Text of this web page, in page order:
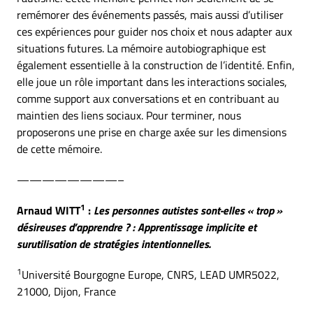
remémorer des événements passés, mais aussi d’utiliser
ces expériences pour guider nos choix et nous adapter aux
situations futures. La mémoire autobiographique est
également essentielle à la construction de l’identité. Enfin,
elle joue un rôle important dans les interactions sociales,
comme support aux conversations et en contribuant au
maintien des liens sociaux. Pour terminer, nous
proposerons une prise en charge axée sur les dimensions
de cette mémoire.
————————–
Arnaud WITT1 : Les personnes autistes sont-elles « trop »
désireuses d’apprendre ? : Apprentissage implicite et
surutilisation de stratégies intentionnelles.
1Université Bourgogne Europe, CNRS, LEAD UMR5022,
21000, Dijon, France